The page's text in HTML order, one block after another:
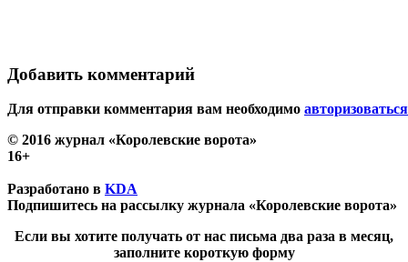
Добавить комментарий
Для отправки комментария вам необходимо авторизоваться
© 2016 журнал «Королевские ворота»
16+
Разработано в KDA
Подпишитесь на рассылку журнала «Королевские ворота»
Если вы хотите получать от нас письма два раза в месяц,
заполните короткую форму